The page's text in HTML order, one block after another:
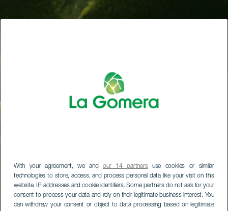
With your agreement, we andour 14 partnersuse cookies or similar
technologies to store, access, and process personal data like your visit on this
website, IP addresses and cookie identifiers. Some partners do not ask for your
consent to process your data and rely on their legitimate business interest. You
can withdraw your consent or object to data processing based on legitimate